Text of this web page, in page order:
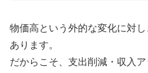
物価高という外的な変化に対
あります。
だからこそ、支出削減・収入